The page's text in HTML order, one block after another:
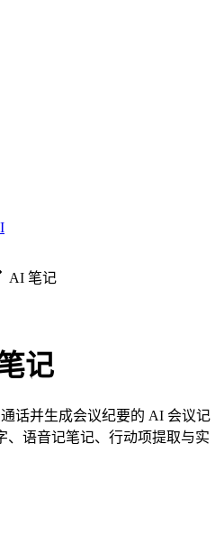
AI 笔记
记
话并生成会议纪要的 AI 会议记
语音记笔记、行动项提取与实